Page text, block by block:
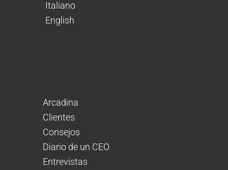
Italiano
English
Arcadina
Clientes
Consejos
Diario de un CEO
Entrevistas